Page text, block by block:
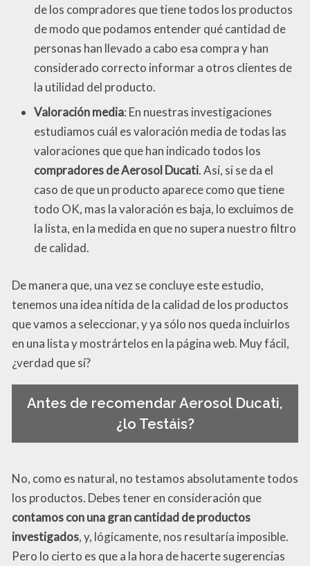
de los compradores que tiene todos los productos
de modo que podamos entender qué cantidad de
personas han llevado a cabo esa compra y han
considerado correcto informar a otros clientes de
la utilidad del producto.
Valoración media: En nuestras investigaciones
estudiamos cuál es valoración media de todas las
valoraciones que que han indicado todos los
compradores de Aerosol Ducati. Así, si se da el
caso de que un producto aparece como que tiene
todo OK, mas la valoración es baja, lo excluimos de
la lista, en la medida en que no supera nuestro filtro
de calidad.
De manera que, una vez se concluye este estudio,
tenemos una idea nítida de la calidad de los productos
que vamos a seleccionar, y ya sólo nos queda incluirlos
en una lista y mostrártelos en la página web. Muy fácil,
¿verdad que sí?
Antes de recomendar Aerosol Ducati,
¿lo Testáis?
No, como es natural, no testamos absolutamente todos
los productos. Debes tener en consideración que
contamos con una gran cantidad de productos
investigados, y, lógicamente, nos resultaría imposible.
Pero lo cierto es que a la hora de hacerte sugerencias